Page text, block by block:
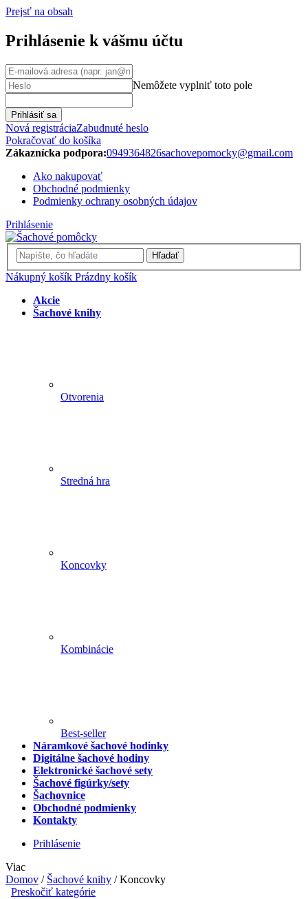
Prejsť na obsah
Prihlásenie k vášmu účtu
Nemôžete vyplniť toto pole
Prihlásiť sa
Nová registráciaZabudnuté heslo
Pokračovať do košíka
Zákaznícka podpora:0949364826sachovepomocky@gmail.com
Ako nakupovať
Obchodné podmienky
Podmienky ochrany osobných údajov
Prihlásenie
Hľadať
Nákupný košík Prázdny košík
Akcie
Šachové knihy
Otvorenia
Stredná hra
Koncovky
Kombinácie
Best-seller
Náramkové šachové hodinky
Digitálne šachové hodiny
Elektronické šachové sety
Šachové figúrky/sety
Šachovnice
Obchodné podmienky
Kontakty
Prihlásenie
Viac
Domov / Šachové knihy / Koncovky
Preskočiť kategórie